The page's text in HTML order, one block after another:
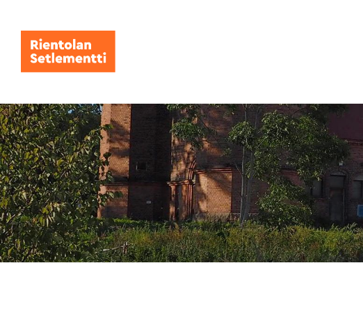
sivun
sisältöön
Rientolan Setlementti ry